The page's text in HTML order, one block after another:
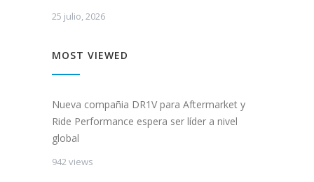
25 julio, 2026
MOST VIEWED
Nueva compañia DR1V para Aftermarket y
Ride Performance espera ser líder a nivel
global
942 views